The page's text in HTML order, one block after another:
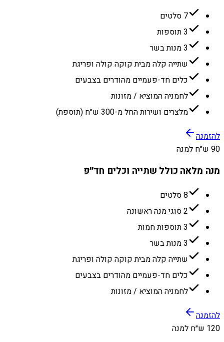
7 סלטים
3 תוספות
3 מנות בשר
שתייה קלה מבית קוקה קולה ופריגת
כלים חד-פעמיים מהודרים בצבעים
לחמניה המוציא / מזונות
מלצרים ושירות החל מ-300 ש״ח (תוספת)
להזמנה
90 ש״ח למנה
מנה מלאה כולל שתייה וכלים חד״פ
8 סלטים
2 סוגי מנה ראשונה
3 תוספות חמות
3 מנות בשר
שתייה קלה מבית קוקה קולה ופריגת
כלים חד-פעמיים מהודרים בצבעים
לחמניה המוציא / מזונות
להזמנה
120 ש״ח למנה